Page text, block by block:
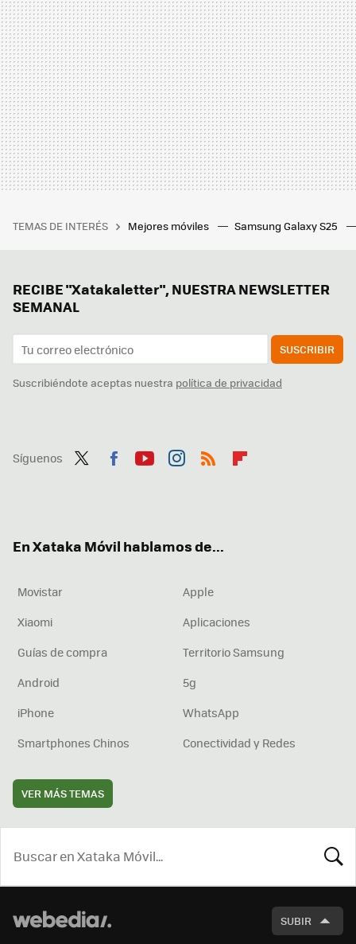
TEMAS DE INTERÉS Mejores móviles Samsung Galaxy S25
RECIBE "Xatakaletter", NUESTRA NEWSLETTER
SEMANAL
SUSCRIBIR
Suscribiéndote aceptas nuestra política de privacidad
Síguenos
En Xataka Móvil hablamos de...
Movistar
Apple
Xiaomi
Aplicaciones
Guías de compra
Territorio Samsung
Android
5g
iPhone
WhatsApp
Smartphones Chinos
Conectividad y Redes
VER MÁS TEMAS
SUBIR